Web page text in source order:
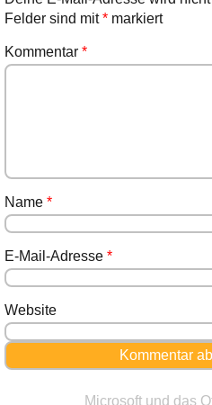
Felder sind mit*markiert
Kommentar *
Name *
E-Mail-Adresse *
Website
Microsoft und das